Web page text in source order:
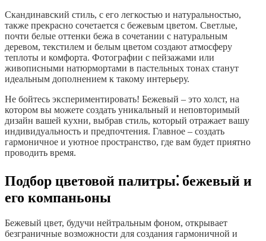
Скандинавский стиль, с его легкостью и натуральностью,
также прекрасно сочетается с бежевым цветом. Светлые,
почти белые оттенки бежа в сочетании с натуральным
деревом, текстилем и белым цветом создают атмосферу
теплоты и комфорта. Фотографии с пейзажами или
живописными натюрмортами в пастельных тонах станут
идеальным дополнением к такому интерьеру.
Не бойтесь экспериментировать! Бежевый – это холст, на
котором вы можете создать уникальный и неповторимый
дизайн вашей кухни, выбрав стиль, который отражает вашу
индивидуальность и предпочтения. Главное – создать
гармоничное и уютное пространство, где вам будет приятно
проводить время.
Подбор цветовой палитры⁚ бежевый и
его компаньоны
Бежевый цвет, будучи нейтральным фоном, открывает
безграничные возможности для создания гармоничной и